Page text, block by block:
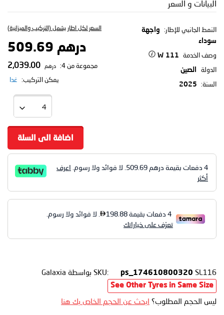
البيانات و السعر
النمط الجانبي للإطار:
واجهة
سوداء
وصف الخدمة 111 W
الدولة الصين
السنة: 2025
السعر لكل اطار يشمل (التركيب والميزانية)
درهم 509.69
مجموعة من 4: درهم
يمكن التركيب: غدا
اضافة الى السلة
4 دفعات بقيمة درهم 509.69 . لا فوائد ولا رسوم. اعرف
أكثر
SKU: ps_174610800320 SL116 بواسطة Galaxia
See Other Tyres in Same Size
ليس الحجم المطلوب؟ ابحث عن الحجم الخاص بك هنا